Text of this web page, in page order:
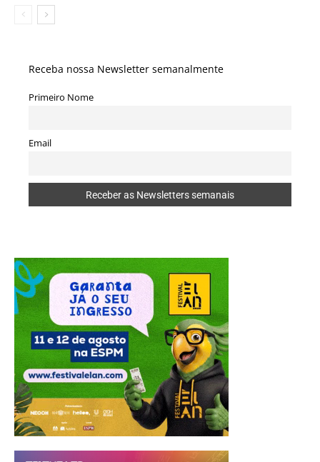
Receba nossa Newsletter semanalmente
Primeiro Nome
Email